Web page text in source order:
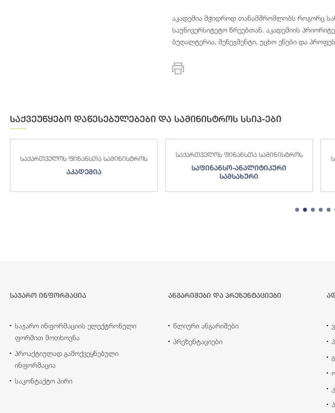
აკადემია მჭიდროდ თანამშრომლობს როგორც
საუნივერსიტეტო წრეებთან. აკადემიის
ბუღალტერია, მენეჯმენტი, უცხო ენები და
საქვეუწყებო დაწესებულებები და სამინისტროს სსიპ-ები
საქართველოს ფინანსთა სამინისტროს
აკადემია
საქართველოს ფინანსთა სამინისტროს
საფინანსო-ანალიტიკური
სამსახური
საჯარო ინფორმაცია
საჯარო ინფორმაციის ელექტრონული
ფორმით მოთხოვნა
პროაქტიულად გამოქვეყნებული
ინფორმაცია
საკონტაქტო პირი
ანგარიშები და პრეზენტაციები
წლიური ანგარიშები
პრეზენტაციები